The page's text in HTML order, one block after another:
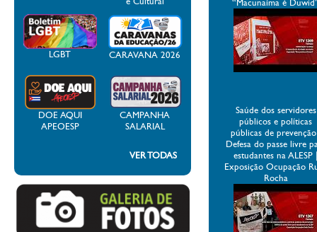
LGBT CARAVANA 2026
DOE AQUI
APEOESP
CAMPANHA
SALARIAL
VER TODAS
“Macunaíma é
Saúde dos servidores
públicos e políticas
públicas de
Defesa do passe livre
estudantes na ALESP
Exposição Ocupação
Rocha